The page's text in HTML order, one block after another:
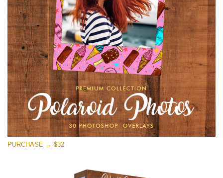
Large 6000*4000px
Download Gratuito
PURCHASE → $32